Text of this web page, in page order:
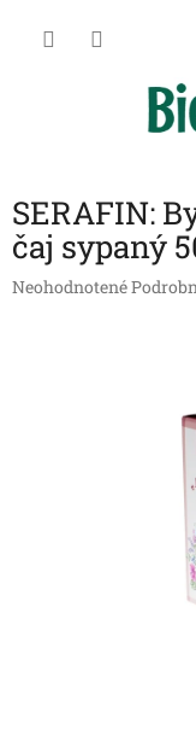
SERAFIN:
čaj sypaný
Priemerné
Neohodnotené